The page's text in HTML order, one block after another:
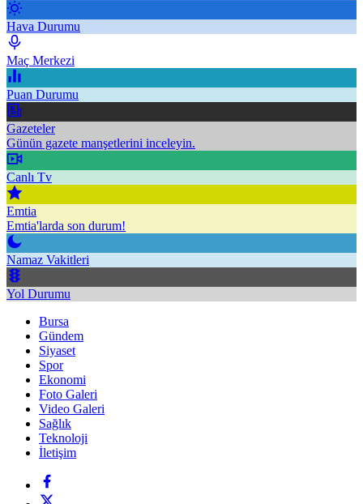
Hava Durumu
Maç Merkezi
Puan Durumu
Gazeteler
Günün gazete manşetlerini inceleyin.
Canlı Tv
Emtia
Emtia'larda son durum!
Namaz Vakitleri
Yol Durumu
Bursa
Gündem
Siyaset
Spor
Ekonomi
Foto Galeri
Video Galeri
Sağlık
Teknoloji
İletişim